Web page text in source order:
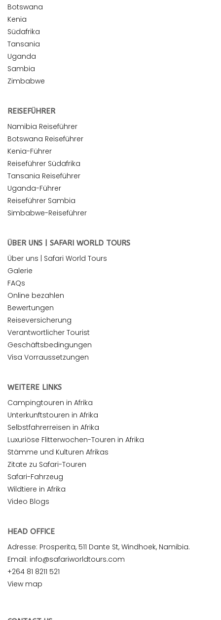
Botswana
Kenia
Südafrika
Tansania
Uganda
Sambia
Zimbabwe
REISEFÜHRER
Namibia Reiseführer
Botswana Reiseführer
Kenia-Führer
Reiseführer Südafrika
Tansania Reiseführer
Uganda-Führer
Reiseführer Sambia
Simbabwe-Reiseführer
ÜBER UNS | SAFARI WORLD TOURS
Über uns | Safari World Tours
Galerie
FAQs
Online bezahlen
Bewertungen
Reiseversicherung
Verantwortlicher Tourist
Geschäftsbedingungen
Visa Vorraussetzungen
WEITERE LINKS
Campingtouren in Afrika
Unterkunftstouren in Afrika
Selbstfahrerreisen in Afrika
Luxuriöse Flitterwochen-Touren in Afrika
Stämme und Kulturen Afrikas
Zitate zu Safari-Touren
Safari-Fahrzeug
Wildtiere in Afrika
Video Blogs
HEAD OFFICE
Adresse: Prosperita, 511 Dante St, Windhoek, Namibia.
Email: info@safariworldtours.com
+264 81 8211 521
View map